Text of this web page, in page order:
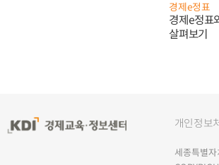
경제e정표
경제e정표
살펴보기
개인정보
세종특별